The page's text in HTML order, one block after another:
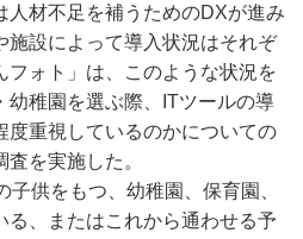
人材不足を補うためのDXが進み
施設によって導入状況はそれぞ
フォト」は、このような状況を
幼稚園を選ぶ際、ITツールの導
度重視しているのかについての
を実施した。
供をもつ、幼稚園、保育園、
る、またはこれから通わせる予